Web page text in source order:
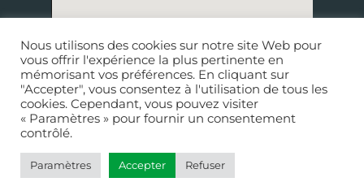
9 rue Charles Le Goffic
29250SAINT-POL-DE-LÉON
CONDITIONS GÉNÉRALES DE VENTE
CONDITIONS GÉNÉRALES DE FONCTIONNEMENT
INFORMATIONS LÉGALES
Nous utilisons des cookies sur notre site Web pour
vous offrir l'expérience la plus pertinente en
mémorisant vos préférences. En cliquant sur
"Accepter", vous consentez à l'utilisation de tous les
cookies. Cependant, vous pouvez visiter
« Paramètres » pour fournir un consentement
contrôlé.
Paramètres Accepter Refuser